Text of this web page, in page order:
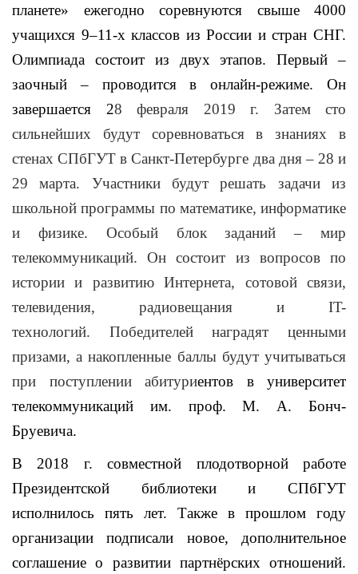
планете» ежегодно соревнуются свыше 4000
учащихся 9–11-х классов из России и стран СНГ.
Олимпиада состоит из двух этапов. Первый –
заочный – проводится в онлайн-режиме. Он
завершается 28 февраля 2019 г. Затем сто
сильнейших будут соревноваться в знаниях в
стенах СПбГУТ в Санкт-Петербурге два дня – 28 и
29 марта. Участники будут решать задачи из
школьной программы по математике, информатике
и физике. Особый блок заданий – мир
телекоммуникаций. Он состоит из вопросов по
истории и развитию Интернета, сотовой связи,
телевидения, радиовещания и IT-
технологий. Победителей наградят ценными
призами, а накопленные баллы будут учитываться
при поступлении абитуриентов в университет
телекоммуникаций им. проф. М. А. Бонч-
Бруевича.
В 2018 г. совместной плодотворной работе
Президентской библиотеки и СПбГУТ
исполнилось пять лет. Также в прошлом году
организации подписали новое, дополнительное
соглашение о развитии партнёрских отношений.